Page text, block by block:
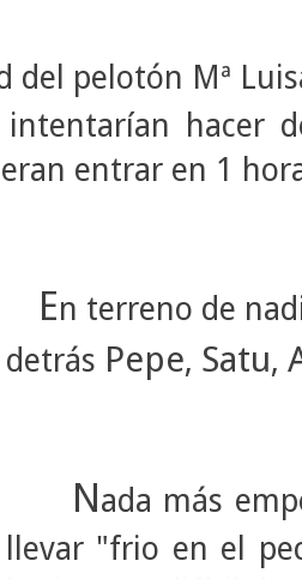
del pelotón Mª
hacer
entrar en 1
En terreno de
detrás Pepe, Satu,
Nada más
llevar "frio en el